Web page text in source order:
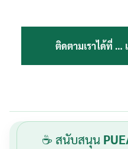
ติดตามเราได้ที่ …
☕ สนับสนุน